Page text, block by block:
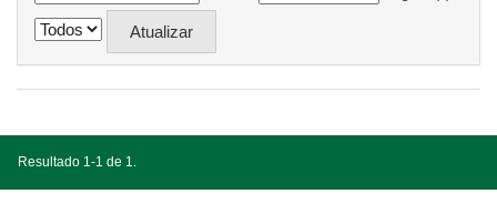
Resultado 1-1 de 1.